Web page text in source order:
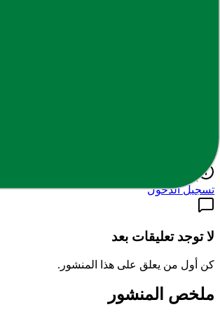
يجب تسجيل الدخول لإضافة تعليق
تسجيل الدخول
لا توجد تعليقات بعد
كن أول من يعلق على هذا المنشور.
ملخص المنشور